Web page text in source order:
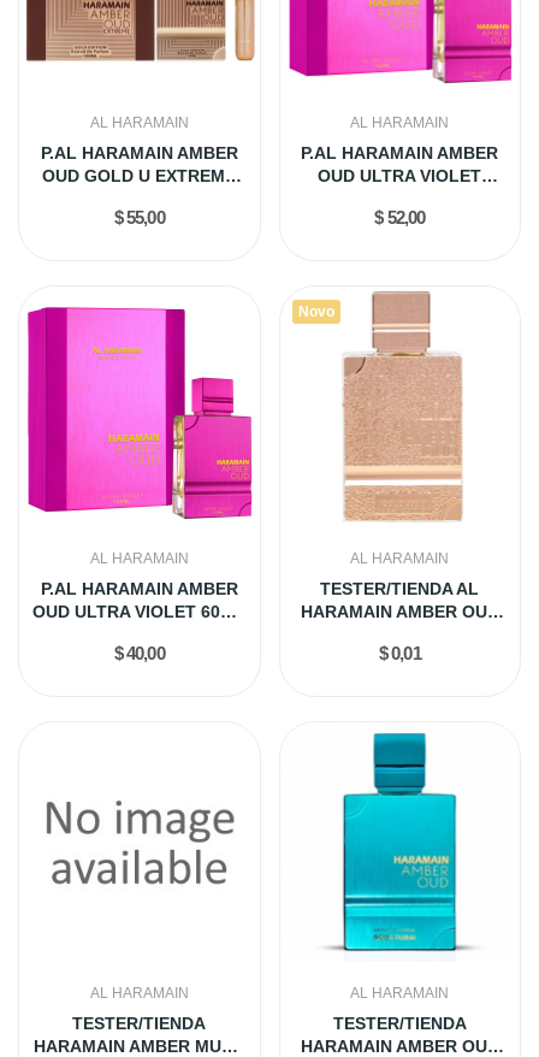
AL HARAMAIN
P.AL HARAMAIN AMBER
OUD GOLD U EXTREME
$ 55,00
AL HARAMAIN
P.AL HARAMAIN AMBER
OUD ULTRA VIOLET
$ 52,00
AL HARAMAIN
P.AL HARAMAIN AMBER
OUD ULTRA VIOLET 60ML
$ 40,00
Novo
AL HARAMAIN
TESTER/TIENDA AL
HARAMAIN AMBER OUD
$ 0,01
AL HARAMAIN
TESTER/TIENDA
HARAMAIN AMBER MUSK
AL HARAMAIN
TESTER/TIENDA
HARAMAIN AMBER OUD